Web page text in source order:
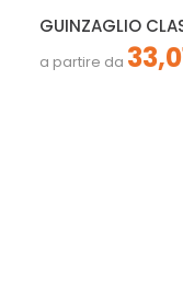
GUINZAGLIO
a partire da